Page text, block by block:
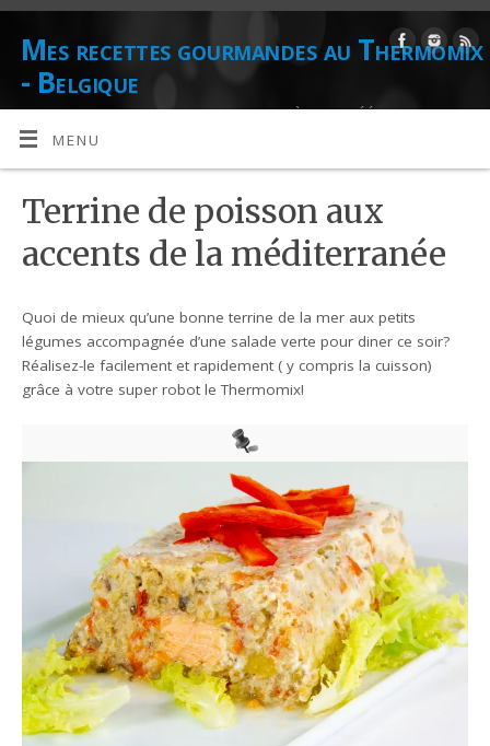
Mes recettes gourmandes au Thermomix
- Belgique
DE L'AUTEUR CULINAIRE ET CONSEILLÈRE AGRÉÉE THERMOMIX
DANIELLE LIONS
MENU
Terrine de poisson aux
accents de la méditerranée
Quoi de mieux qu’une bonne terrine de la mer aux petits
légumes accompagnée d’une salade verte pour diner ce soir?
Réalisez-le facilement et rapidement ( y compris la cuisson)
grâce à votre super robot le Thermomix!